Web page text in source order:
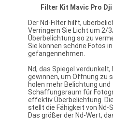
Filter Kit Mavic Pro
Der Nd-Filter hilft,
Verringern Sie Licht um 2/
Überbelichtung so zu
Sie können schöne Fotos
gefangennehmen.
Nd, das Spiegel
gewinnen, um Öffnung zu
holen mehr Belichtung und
Schaffungsraum für
effektiv Überbelichtung.
stellt die Fähigkeit von Nd-
Das größer der Nd-Wert,